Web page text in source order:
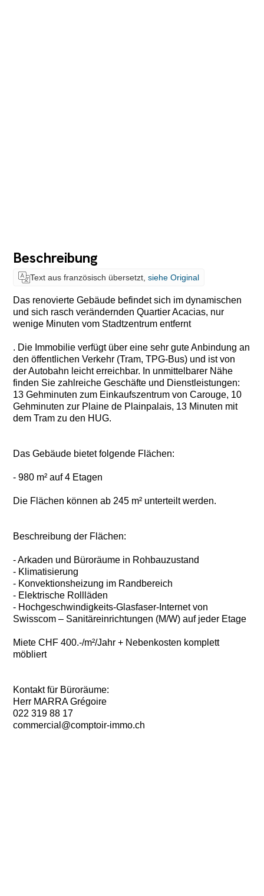
Beschreibung
Text aus französisch übersetzt, siehe Original
Das renovierte Gebäude befindet sich im dynamischen
und sich rasch verändernden Quartier Acacias, nur
wenige Minuten vom Stadtzentrum entfernt
. Die Immobilie verfügt über eine sehr gute Anbindung an
den öffentlichen Verkehr (Tram, TPG-Bus) und ist von
der Autobahn leicht erreichbar. In unmittelbarer Nähe
finden Sie zahlreiche Geschäfte und Dienstleistungen:
13 Gehminuten zum Einkaufszentrum von Carouge, 10
Gehminuten zur Plaine de Plainpalais, 13 Minuten mit
dem Tram zu den HUG.
Das Gebäude bietet folgende Flächen:
- 980 m² auf 4 Etagen
Die Flächen können ab 245 m² unterteilt werden.
Beschreibung der Flächen:
- Arkaden und Büroräume in Rohbauzustand
- Klimatisierung
- Konvektionsheizung im Randbereich
- Elektrische Rollläden
- Hochgeschwindigkeits-Glasfaser-Internet von
Swisscom – Sanitäreinrichtungen (M/W) auf jeder Etage
Miete CHF 400.-/m²/Jahr + Nebenkosten komplett
möbliert
Kontakt für Büroräume:
Herr MARRA Grégoire
022 319 88 17
commercial@comptoir-immo.ch